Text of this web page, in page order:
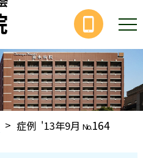
> 症例 '13年9月 No.164